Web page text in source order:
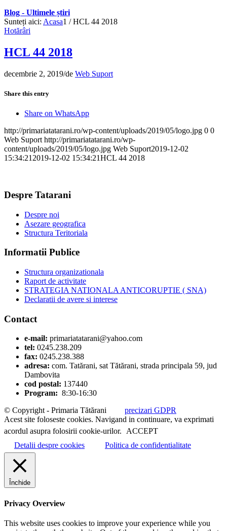
Blog - Ultimele știri
Sunteți aici: Acasa1 / HCL 44 2018
Hotărâri
HCL 44 2018
decembrie 2, 2019/de Web Suport
Share this entry
Share on WhatsApp
http://primariatatarani.ro/wp-content/uploads/2019/05/logo.jpg 0 0
Web Suport http://primariatatarani.ro/wp-
content/uploads/2019/05/logo.jpg Web Suport2019-12-02
15:34:21 2019-12-02 15:34:21HCL 44 2018
Despre Tatarani
Despre noi
Asezare geografica
Structura Teritoriala
Informatii Publice
Structura organizationala
Raport de activitate
STRATEGIA NATIONALA ANTICORUPTIE ( SNA)
Declaratii de avere si interese
Contact
e-mail: primariatatarani@yahoo.com
tel: 0245.238.209
fax: 0245.238.388
adresa: com. Tatărani, sat Tătărani, strada principala 59, jud
Dambovita
cod postal: 137440
Program: 8:30-16:30
© Copyright - Primaria Tătărani precizari GDPR
Acest site foloseste cookies. Navigand in continuare, va exprimati
acordul asupra folosirii cookie-urilor. ACCEPT
Detalii despre cookies
Politica de confidentialitate
Închide
Privacy Overview
This website uses cookies to improve your experience while you